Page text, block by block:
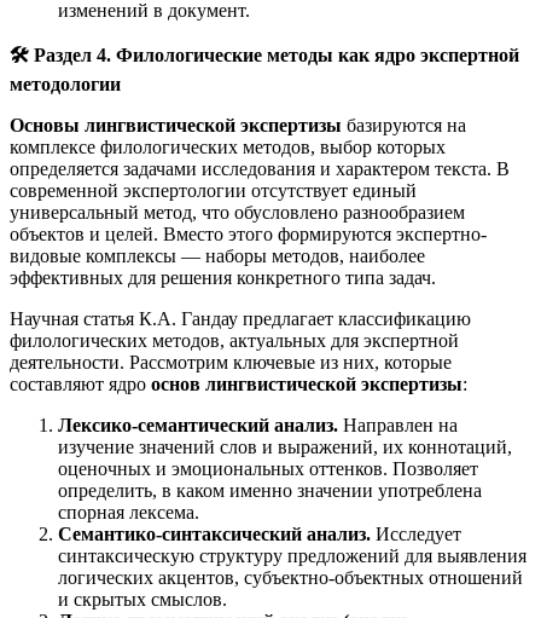
изменений в документ.
🛠️ Раздел 4. Филологические методы как ядро экспертной
методологии
Основы лингвистической экспертизы базируются на
комплексе филологических методов, выбор которых
определяется задачами исследования и характером текста. В
современной экспертологии отсутствует единый
универсальный метод, что обусловлено разнообразием
объектов и целей. Вместо этого формируются экспертно-
видовые комплексы — наборы методов, наиболее
эффективных для решения конкретного типа задач.
Научная статья К.А. Гандау предлагает классификацию
филологических методов, актуальных для экспертной
деятельности. Рассмотрим ключевые из них, которые
составляют ядро основ лингвистической экспертизы:
Лексико-семантический анализ. Направлен на
изучение значений слов и выражений, их коннотаций,
оценочных и эмоциональных оттенков. Позволяет
определить, в каком именно значении употреблена
спорная лексема.
Семантико-синтаксический анализ. Исследует
синтаксическую структуру предложений для выявления
логических акцентов, субъектно-объектных отношений
и скрытых смыслов.